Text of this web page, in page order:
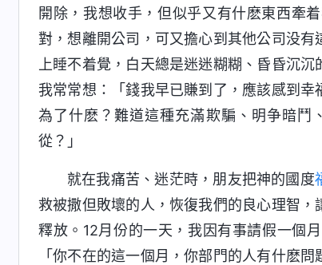
開除，我想收手，但似乎又有什麽東西牽
對，想離開公司，可又擔心到其他公司没
上睡不着覺，白天總是迷迷糊糊、昏昏沉
我常常想：「錢我早已賺到了，應該感到
為了什麽？難道這種充滿欺騙、明争暗鬥
從？」
就在我痛苦、迷茫時，朋友把神的國度
救被撒但敗壞的人，恢復我們的良心理智
釋放。12月份的一天，我因有事請假一個
「你不在的這一個月，你部門的人有什麽